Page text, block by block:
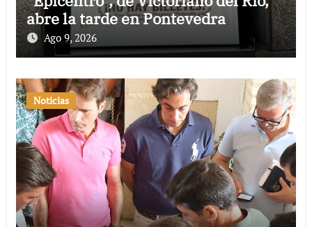
abre la tarde en Pontevedra
Ago 9, 2026
Noticias